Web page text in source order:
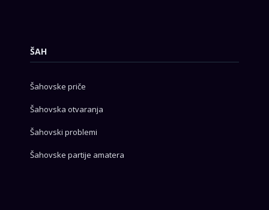
ŠAH
Šahovske priče
Šahovska otvaranja
Šahovski problemi
Šahovske partije amatera